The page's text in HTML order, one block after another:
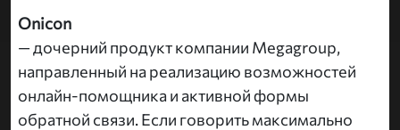
Onicon
— дочерний продукт компании Megagroup,
направленный на реализацию возможностей
онлайн-помощника и активной формы
обратной связи. Если говорить максимально